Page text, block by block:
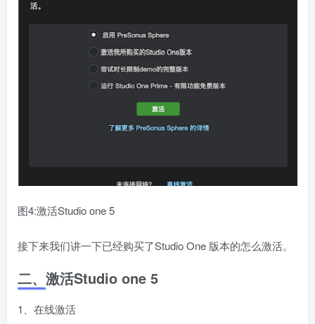
图4:激活Studio one 5
接下来我们讲一下已经购买了Studio One 版本的怎么激活。
二、激活Studio one 5
1、在线激活